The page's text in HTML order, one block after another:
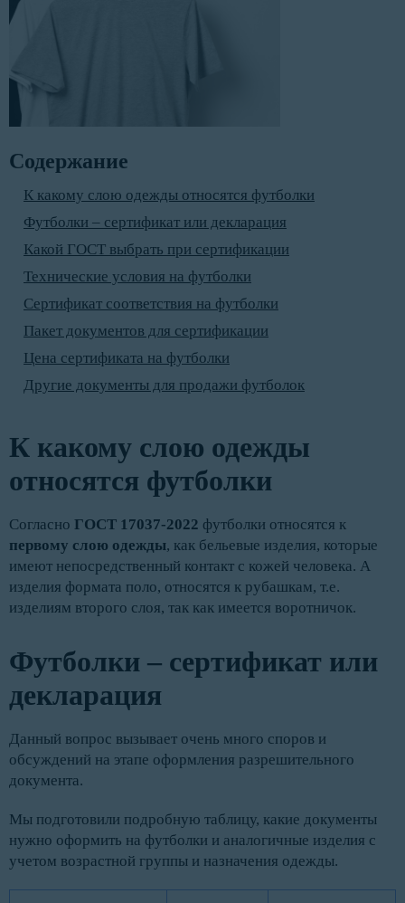
Содержание
К какому слою одежды относятся футболки
Футболки – сертификат или декларация
Какой ГОСТ выбрать при сертификации
Технические условия на футболки
Сертификат соответствия на футболки
Пакет документов для сертификации
Цена сертификата на футболки
Другие документы для продажи футболок
К какому слою одежды
относятся футболки
Согласно ГОСТ 17037-2022 футболки относятся к
первому слою одежды, как бельевые изделия, которые
имеют непосредственный контакт с кожей человека. А
изделия формата поло, относятся к рубашкам, т.е.
изделиям второго слоя, так как имеется воротничок.
Футболки – сертификат или
декларация
Данный вопрос вызывает очень много споров и
обсуждений на этапе оформления разрешительного
документа.
Мы подготовили подробную таблицу, какие документы
нужно оформить на футболки и аналогичные изделия с
учетом возрастной группы и назначения одежды.